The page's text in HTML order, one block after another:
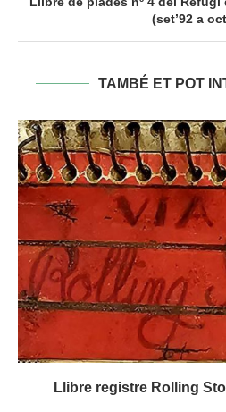
(set’92 a
TAMBÉ ET POT
Llibre registre Rolling